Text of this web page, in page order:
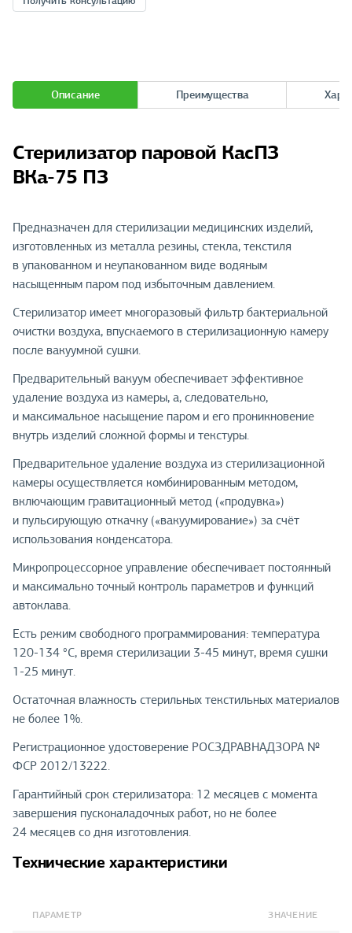
Описание Преимущества
Стерилизатор паровой КасПЗ
ВКа-75 ПЗ
Предназначен для стерилизации медицинских изделий,
изготовленных из металла резины, стекла, текстиля
в упакованном и неупакованном виде водяным
насыщенным паром под избыточным давлением.
Стерилизатор имеет многоразовый фильтр бактериальной
очистки воздуха, впускаемого в стерилизационную камеру
после вакуумной сушки.
Предварительный вакуум обеспечивает эффективное
удаление воздуха из камеры, а, следовательно,
и максимальное насыщение паром и его проникновение
внутрь изделий сложной формы и текстуры.
Предварительное удаление воздуха из стерилизационной
камеры осуществляется комбинированным методом,
включающим гравитационный метод («продувка»)
и пульсирующую откачку («вакуумирование») за счёт
использования конденсатора.
Микропроцессорное управление обеспечивает постоянный
и максимально точный контроль параметров и функций
автоклава.
Есть режим свободного программирования: температура
120-134 °С, время стерилизации 3-45 минут, время сушки
1-25 минут.
Остаточная влажность стерильных текстильных материалов
не более 1%.
Регистрационное удостоверение РОСЗДРАВНАДЗОРА №
ФСР 2012/13222.
Гарантийный срок стерилизатора: 12 месяцев с момента
завершения пусконаладочных работ, но не более
24 месяцев со дня изготовления.
Технические характеристики
ПАРАМЕТР ЗНАЧЕНИЕ